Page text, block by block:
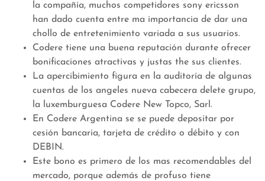
la compañía, muchos competidores sony ericsson
han dado cuenta entre ma importancia de dar una
chollo de entretenimiento variada a sus usuarios.
Codere tiene una buena reputación durante ofrecer
bonificaciones atractivas y justas the sus clientes.
La apercibimiento figura en la auditoría de algunas
cuentas de los angeles nueva cabecera delete grupo,
la luxemburguesa Codere New Topco, Sarl.
En Codere Argentina se se puede depositar por
cesión bancaria, tarjeta de crédito o débito y con
DEBIN.
Este bono es primero de los mas recomendables del
mercado, porque además de profuso tiene